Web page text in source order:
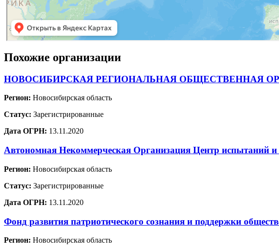
Похожие организации
НОВОСИБИРСКАЯ РЕГИОНАЛЬНАЯ ОБЩЕСТВЕННАЯ
Регион: Новосибирская область
Статус: Зарегистрированные
Дата ОГРН: 13.11.2020
Автономная Некоммерческая Организация Центр испытаний
Регион: Новосибирская область
Статус: Зарегистрированные
Дата ОГРН: 13.11.2020
Фонд развития патриотического сознания и поддержки
Регион: Новосибирская область